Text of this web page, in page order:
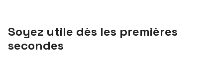
Soyez utile dès les premières
secondes